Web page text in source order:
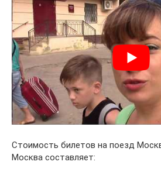
Стоимость билетов на поезд
Москва составляет: